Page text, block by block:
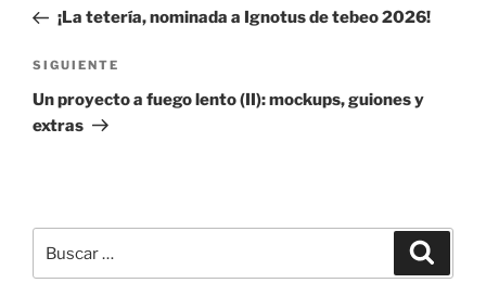
entradas
anterior:
¡La tetería, nominada a Ignotus de tebeo 2026!
Siguiente
entrada
SIGUIENTE
Un proyecto a fuego lento (II): mockups, guiones y
extras
por: